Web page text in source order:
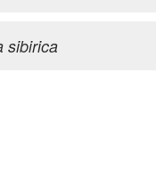
sibirica